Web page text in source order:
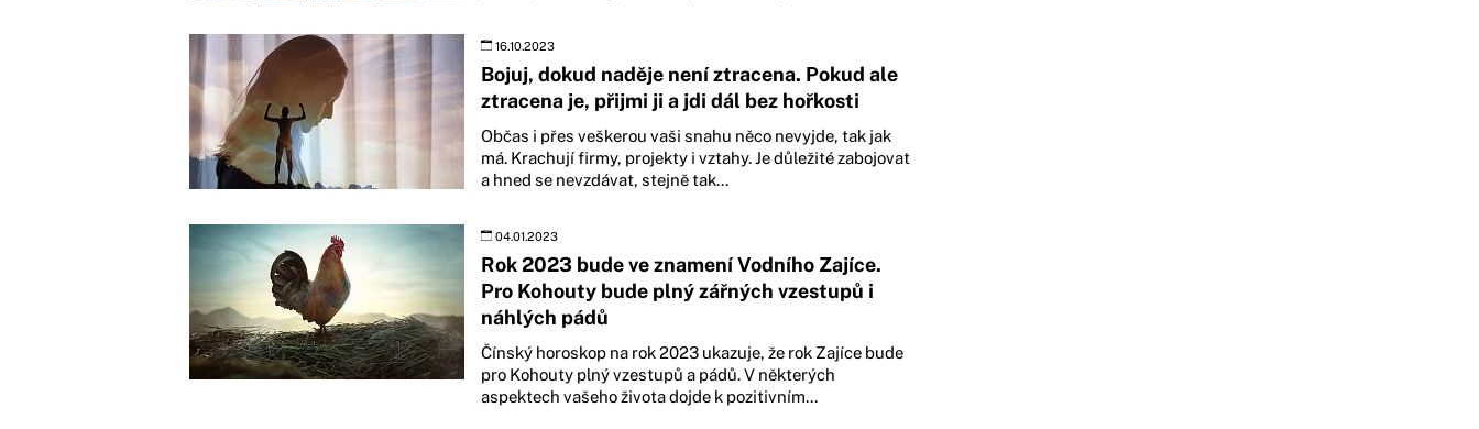
16.10.2023
Bojuj, dokud naděje není ztracena. Pokud ale
ztracena je, přijmi ji a jdi dál bez hořkosti
Občas i přes veškerou vaši snahu něco nevyjde, tak jak
má. Krachují firmy, projekty i vztahy. Je důležité zabojovat
a hned se nevzdávat, stejně tak...
04.01.2023
Rok 2023 bude ve znamení Vodního Zajíce.
Pro Kohouty bude plný zářných vzestupů i
náhlých pádů
Čínský horoskop na rok 2023 ukazuje, že rok Zajíce bude
pro Kohouty plný vzestupů a pádů. V některých
aspektech vašeho života dojde k pozitivním...